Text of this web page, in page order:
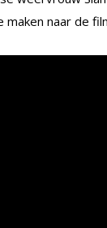
naar de